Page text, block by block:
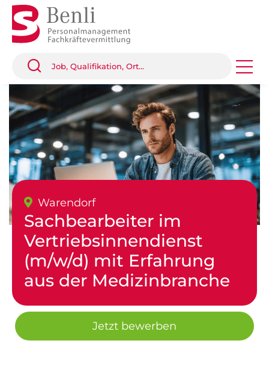
Warendorf
Sachbearbeiter im
Vertriebsinnendienst
(m/w/d) mit Erfahrung
aus der Medizinbranche
Jetzt bewerben